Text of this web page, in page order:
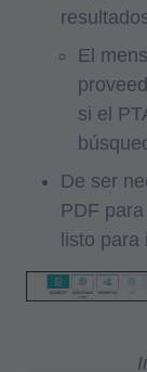
El
si el
De ser
PDF
listo para